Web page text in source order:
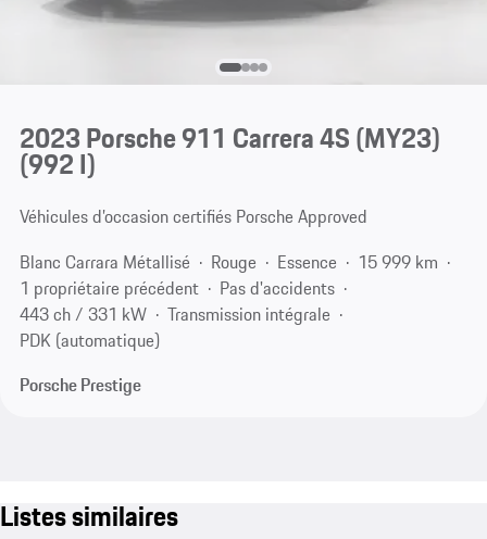
2023 Porsche 911 Carrera 4S (MY23)
(992 I)
Véhicules d’occasion certifiés Porsche Approved
Blanc Carrara Métallisé
Rouge Essence
15 999 km
1 propriétaire précédent
Pas d'accidents
443 ch / 331 kW
Transmission intégrale
PDK (automatique)
Porsche Prestige
Listes similaires